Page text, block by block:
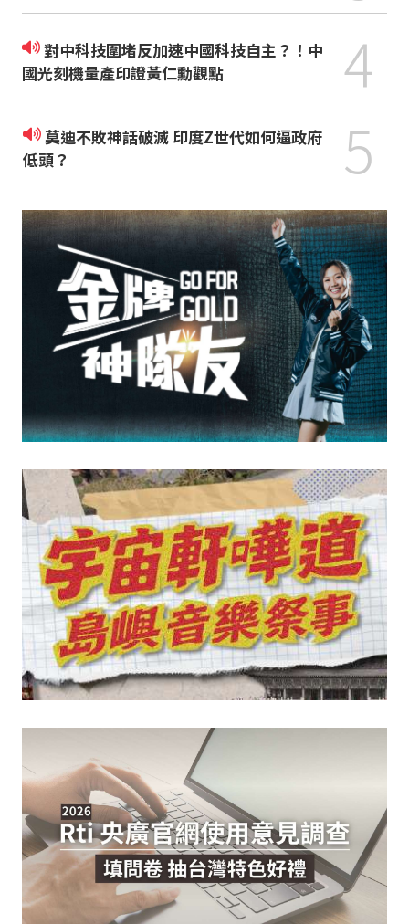
對中科技圍堵反加速中國科技自主？！中
國光刻機量產印證黃仁勳觀點
4
莫迪不敗神話破滅 印度Z世代如何逼政府
低頭？
5